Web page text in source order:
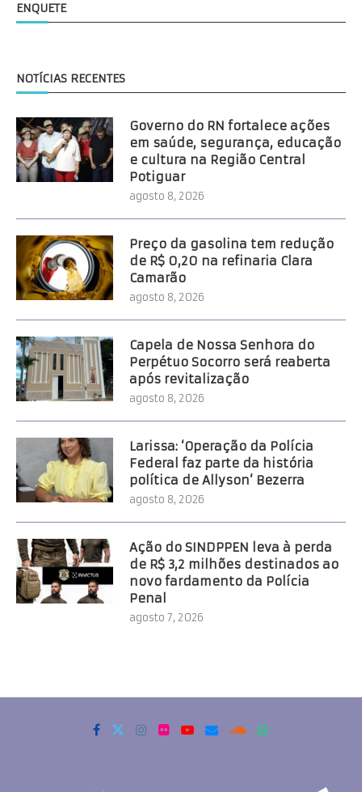
ENQUETE
NOTÍCIAS RECENTES
Governo do RN fortalece ações
em saúde, segurança, educação
e cultura na Região Central
Potiguar
agosto 8, 2026
Preço da gasolina tem redução
de R$ 0,20 na refinaria Clara
Camarão
agosto 8, 2026
Capela de Nossa Senhora do
Perpétuo Socorro será reaberta
após revitalização
agosto 8, 2026
Larissa: ‘Operação da Polícia
Federal faz parte da história
política de Allyson’ Bezerra
agosto 8, 2026
Ação do SINDPPEN leva à perda
de R$ 3,2 milhões destinados ao
novo fardamento da Polícia
Penal
agosto 7, 2026